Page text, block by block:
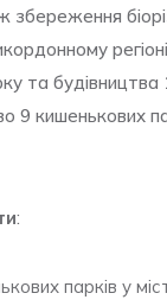
та будівництва
9 кишенькових
:
парків у